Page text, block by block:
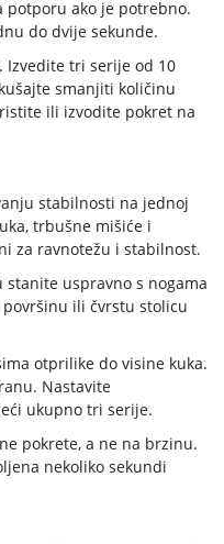
ako je potrebno.
do dvije sekunde.
Izvedite tri serije od 10
smanjiti količinu
ili izvodite pokret na
stabilnosti na jednoj
trbušne mišiće i
za ravnotežu i stabilnost.
uspravno s nogama
ili čvrstu stolicu
otprilike do visine kuka.
Nastavite
ukupno tri serije.
pokrete, a ne na brzinu.
nekoliko sekundi